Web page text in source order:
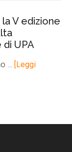
V edizione
UPA
… [Leggi